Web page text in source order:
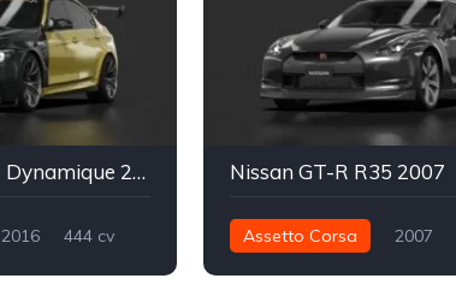
BMW M3 Finesse Dynamique 2016
2016
444 cv
Nissan GT-R R35 2007
Assetto Corsa 2007